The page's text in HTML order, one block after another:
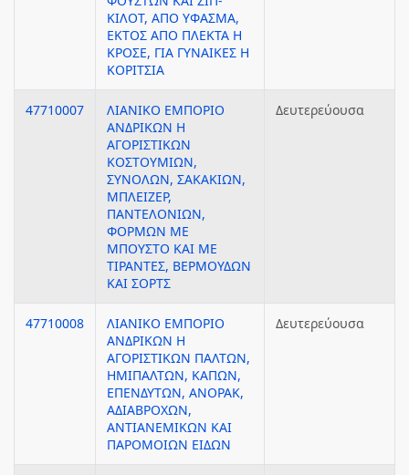
ΚΙΛΟΤ, ΑΠΟ ΥΦΑΣΜΑ,
ΕΚΤΟΣ ΑΠΟ ΠΛΕΚΤΑ Η
ΚΡΟΣΕ, ΓΙΑ ΓΥΝΑΙΚΕΣ Η
ΚΟΡΙΤΣΙΑ
47710007
ΛΙΑΝΙΚΟ ΕΜΠΟΡΙΟ
ΑΝΔΡΙΚΩΝ Η
ΑΓΟΡΙΣΤΙΚΩΝ
ΚΟΣΤΟΥΜΙΩΝ,
ΣΥΝΟΛΩΝ, ΣΑΚΑΚΙΩΝ,
ΜΠΛΕΙΖΕΡ,
ΠΑΝΤΕΛΟΝΙΩΝ,
ΦΟΡΜΩΝ ΜΕ
ΜΠΟΥΣΤΟ ΚΑΙ ΜΕ
ΤΙΡΑΝΤΕΣ, ΒΕΡΜΟΥΔΩΝ
ΚΑΙ ΣΟΡΤΣ
Δευτερεύουσα
47710008
ΛΙΑΝΙΚΟ ΕΜΠΟΡΙΟ
ΑΝΔΡΙΚΩΝ Η
ΑΓΟΡΙΣΤΙΚΩΝ ΠΑΛΤΩΝ,
ΗΜΙΠΑΛΤΩΝ, ΚΑΠΩΝ,
ΕΠΕΝΔΥΤΩΝ, ΑΝΟΡΑΚ,
ΑΔΙΑΒΡΟΧΩΝ,
ΑΝΤΙΑΝΕΜΙΚΩΝ ΚΑΙ
ΠΑΡΟΜΟΙΩΝ ΕΙΔΩΝ
Δευτερεύουσα